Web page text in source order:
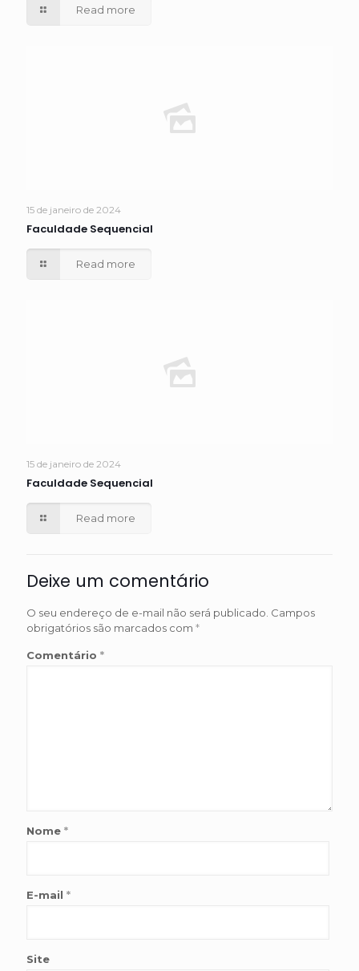
Read more
15 de janeiro de 2024
Faculdade Sequencial
Read more
15 de janeiro de 2024
Faculdade Sequencial
Read more
Deixe um comentário
O seu endereço de e-mail não será publicado. Campos
obrigatórios são marcados com *
Comentário *
Nome *
E-mail *
Site